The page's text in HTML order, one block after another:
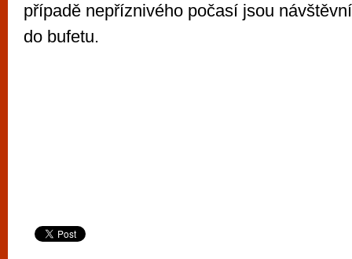
případě nepříznivého počasí jsou
do bufetu.